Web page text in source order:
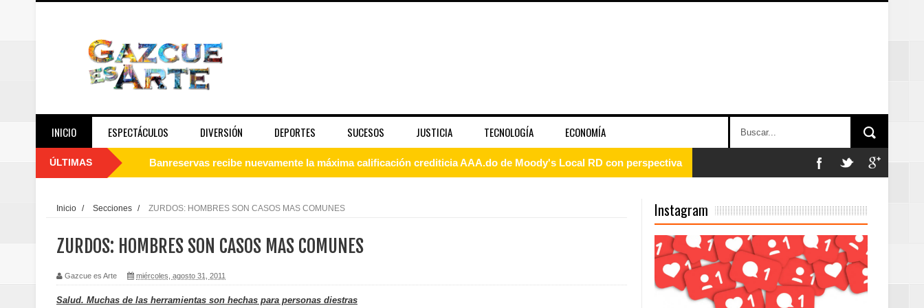
INICIO ESPECTÁCULOS DIVERSIÓN DEPORTES SUCESOS JUSTICIA TECNOLOGÍA ECONOMÍA
ÚLTIMAS Juan Luis Guerra se acompaña del coro “Más que Vencedores” y nos regala el “Canto a la Patria” en la clausura
Embajada dominicana en Francia y Banreservas lanzan convocatoria para residencias artísticas en París
Pavel Núñez y su Bipolarband deslumbran con una noche de fusiones e invitados de lujo en el Hard Rock Café
Inicio / Secciones / ZURDOS: HOMBRES SON CASOS MAS COMUNES
ZURDOS: HOMBRES SON CASOS MAS COMUNES
Gazcue es Arte miércoles, agosto 31, 2011
Salud. Muchas de las herramientas son hechas para personas diestras
Instagram